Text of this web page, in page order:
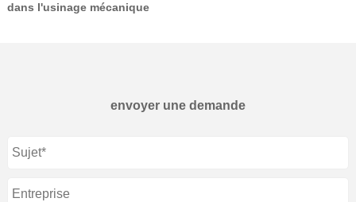
dans l'usinage mécanique
envoyer une demande